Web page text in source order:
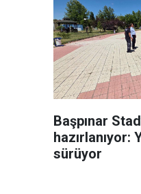
Başpınar
hazırlanıyor:
sürüyor